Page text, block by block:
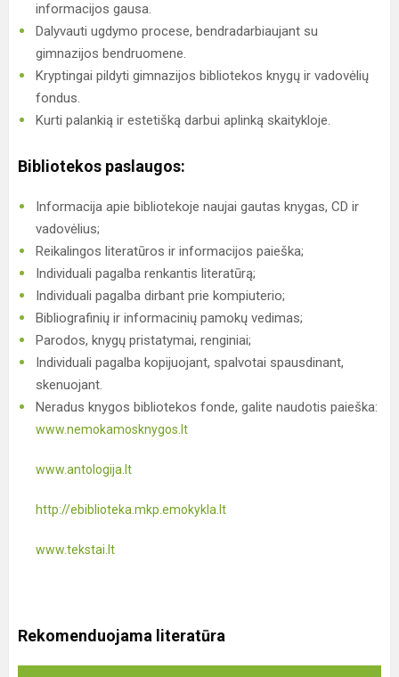
informacijos gausa.
Dalyvauti ugdymo procese, bendradarbiaujant su
gimnazijos bendruomene.
Kryptingai pildyti gimnazijos bibliotekos knygų ir vadovėlių
fondus.
Kurti palankią ir estetišką darbui aplinką skaitykloje.
Bibliotekos paslaugos:
Informacija apie bibliotekoje naujai gautas knygas, CD ir
vadovėlius;
Reikalingos literatūros ir informacijos paieška;
Individuali pagalba renkantis literatūrą;
Individuali pagalba dirbant prie kompiuterio;
Bibliografinių ir informacinių pamokų vedimas;
Parodos, knygų pristatymai, renginiai;
Individuali pagalba kopijuojant, spalvotai spausdinant,
skenuojant.
Neradus knygos bibliotekos fonde, galite naudotis paieška:
www.nemokamosknygos.lt
www.antologija.lt
http://ebiblioteka.mkp.emokykla.lt
www.tekstai.lt
Rekomenduojama literatūra